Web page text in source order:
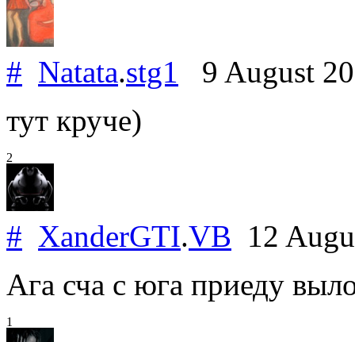
# Natata.stg1 9 August
тут круче)
2
# XanderGTI.VB 12
Ага сча с юга приеду
1